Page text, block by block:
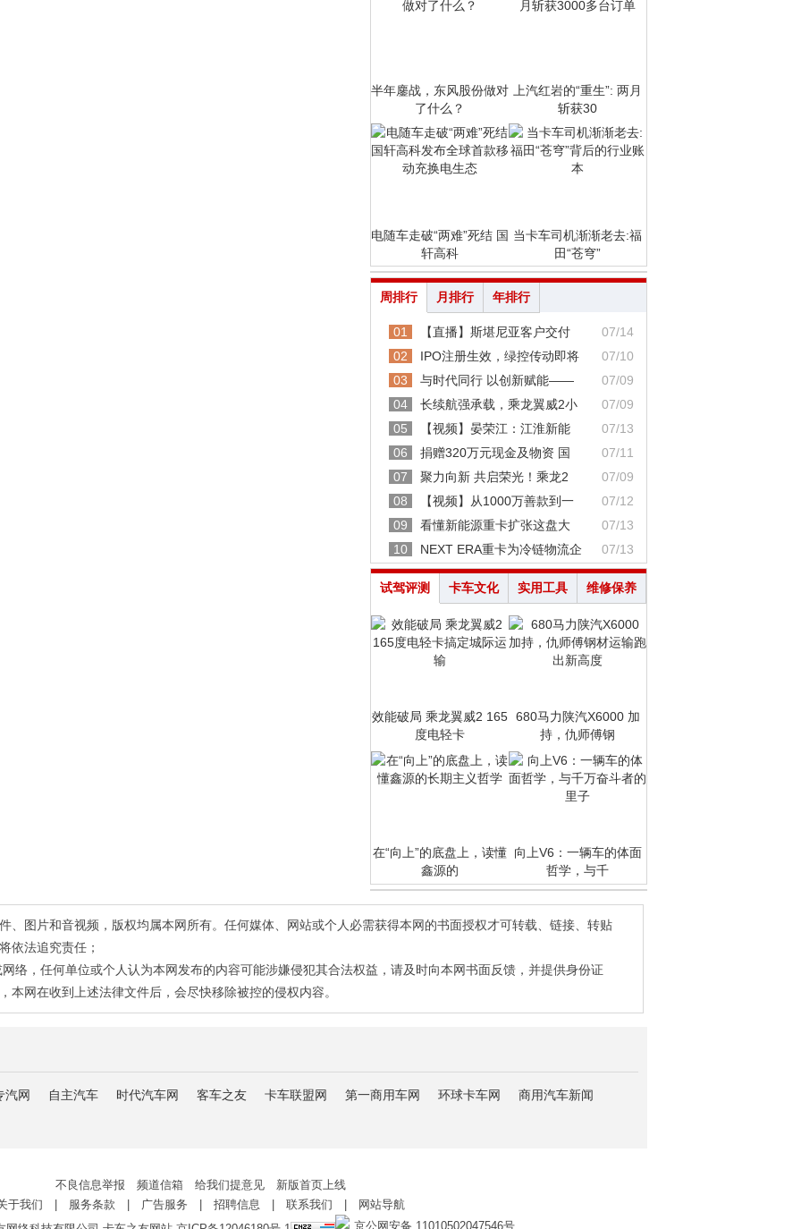
半年鏖战，东风股份做对
了什么？
上汽红岩的“重生”: 两月
斩获30
电随车走破“两难”死结 国
轩高科
当卡车司机渐渐老去:福
田“苍穹”
周排行 月排行 年排行
01 【直播】斯堪尼亚客户交付
07/14
02
IPO注册生效，绿控传动即将
07/10
03
与时代同行 以创新赋能——
07/09
04
长续航强承载，乘龙翼威2小
07/09
05
【视频】晏荣江：江淮新能
07/13
06
捐赠320万元现金及物资 国
07/11
07
聚力向新 共启荣光！乘龙2
07/09
08
【视频】从1000万善款到一
07/12
09
看懂新能源重卡扩张这盘大
07/13
10
NEXT ERA重卡为冷链物流企 07/13
试驾评测 卡车文化 实用工具 维修保养
效能破局 乘龙翼威2 165
度电轻卡
680马力陕汽X6000 加
持，仇师傅钢
在“向上”的底盘上，读懂
鑫源的
向上V6：一辆车的体面
哲学，与千
、图片和音视频，版权均属本网所有。任何媒体、网站或个人必需获得本网的书面授权才可转载、链接、转贴
依法追究责任；
络，任何单位或个人认为本网发布的内容可能涉嫌侵犯其合法权益，请及时向本网书面反馈，并提供身份证
本网在收到上述法律文件后，会尽快移除被控的侵权内容。
汽网 自主汽车 时代汽车网 客车之友 卡车联盟网 第一商用车网 环球卡车网 商用汽车新闻
不良信息举报 频道信箱 给我们提意见 新版首页上线
于我们
服务条款 广告服务 招聘信息 联系我们
网站导航
京公网安备 11010502047546号